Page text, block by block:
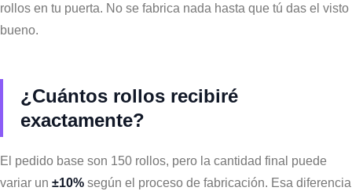
rollos en tu puerta. No se fabrica nada hasta que tú das el visto
bueno.
¿Cuántos rollos recibiré
exactamente?
El pedido base son 150 rollos, pero la cantidad final puede
variar un ±10% según el proceso de fabricación. Esa diferencia